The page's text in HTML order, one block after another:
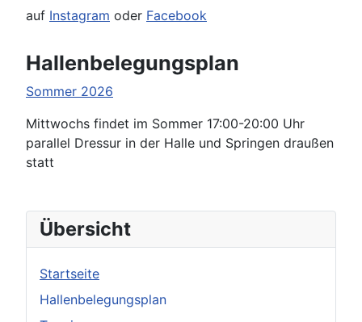
Übersicht
Startseite
Hallenbelegungsplan
auf Instagram oder Facebook
Hallenbelegungsplan
Sommer 2026
Mittwochs findet im Sommer 17:00-20:00 Uhr
parallel Dressur in der Halle und Springen draußen
statt